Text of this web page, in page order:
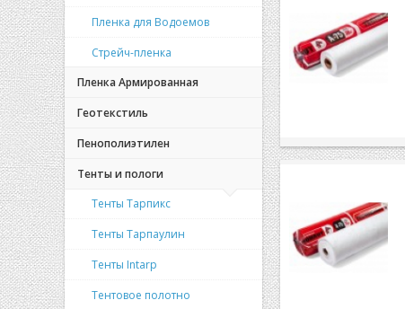
Пленка для Водоемов
Стрейч-пленка
Пленка Армированная
Геотекстиль
Пенополиэтилен
Тенты и пологи
Тенты Тарпикс
Тенты Тарпаулин
Тенты Intarp
Тентовое полотно